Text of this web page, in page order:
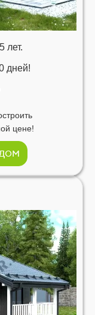
лет.
дней!
цене!